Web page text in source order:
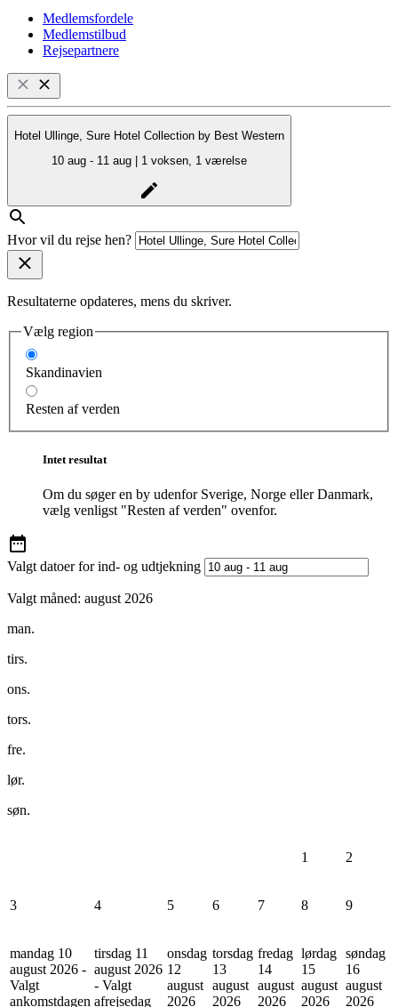
Medlemsfordele
Medlemstilbud
Rejsepartnere
Hotel Ullinge, Sure Hotel Collection by Best Western
10 aug - 11 aug | 1 voksen, 1 værelse
Hvor vil du rejse hen?
Resultaterne opdateres, mens du skriver.
Vælg region
Skandinavien
Resten af verden
Intet resultat
Om du søger en by udenfor Sverige, Norge eller Danmark,
vælg venligst "Resten af verden" ovenfor.
Valgt datoer for ind- og udtjekning
Valgt måned: august 2026
man.
tirs.
ons.
tors.
fre.
lør.
søn.
1 2
3 4 5 6 7 8 9
mandag 10
august 2026 -
Valgt
ankomstdagen
tirsdag 11
august 2026
- Valgt
afrejsedag
onsdag
12
august
2026
torsdag
13
august
2026
fredag
14
august
2026
lørdag
15
august
2026
søndag
16
august
2026